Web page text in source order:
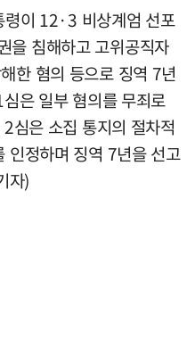
이 12·3 비상계엄 선포
을 침해하고 고위공직자
한 혐의 등으로 징역 7년
은 일부 혐의를 무죄로
심은 소집 통지의 절차적
인정하며 징역 7년을 선고
자)